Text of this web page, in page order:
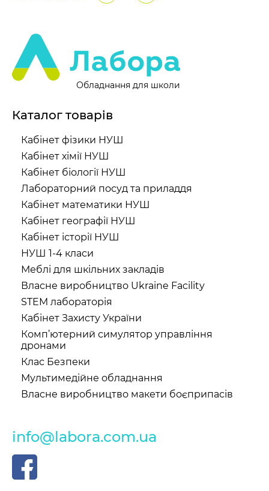
Обладнання для школи
Каталог товарів
Кабінет фізики НУШ
Кабінет хімії НУШ
Кабінет біології НУШ
Лабораторний посуд та приладдя
Кабінет математики НУШ
Кабінет географії НУШ
Кабінет історії НУШ
НУШ 1-4 класи
Меблі для шкільних закладів
Власне виробництво Ukraine Facility
STEM лабораторія
Кабінет Захисту України
Комп’ютерний симулятор управління
дронами
Клас Безпеки
Мультимедійне обладнання
Власне виробництво макети боєприпасів
info@labora.com.ua